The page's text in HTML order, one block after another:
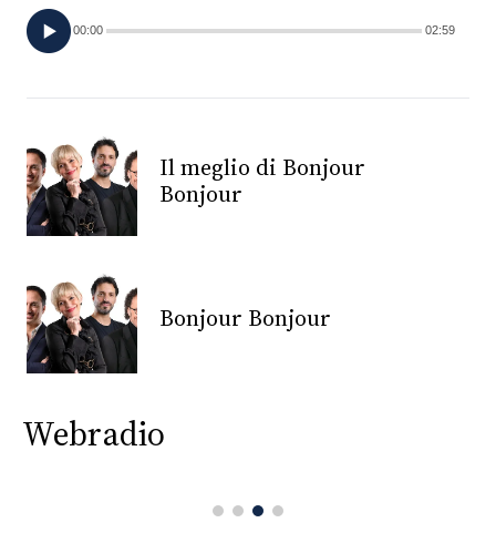
PRINCIPATO
MONACO
RMC
CONSIGLIA
00:00 02:59
Il meglio di Bonjour
Bonjour
Bonjour Bonjour
Webradio